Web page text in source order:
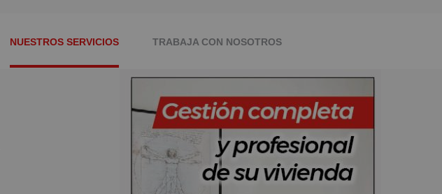
NUESTROS SERVICIOS TRABAJA CON NOSOTROS